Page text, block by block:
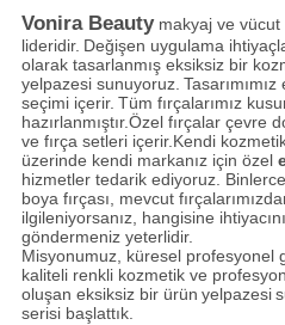
Vonira Beautymakyaj ve vücut
lideridir. Değişen uygulama
olarak tasarlanmış eksiksiz bir
yelpazesi sunuyoruz.
seçimi içerir. Tüm fırçalarımız
hazırlanmıştır.Özel fırçalar çevre
ve fırça setleri içerir.Kendi
üzerinde kendi markanız için özel
hizmetler tedarik ediyoruz.
boya fırçası, mevcut
ilgileniyorsanız, hangisine
göndermeniz yeterlidir.
Misyonumuz, küresel profesyonel
kaliteli renkli kozmetik ve
oluşan eksiksiz bir ürün yelpazesi
serisi başlattık.